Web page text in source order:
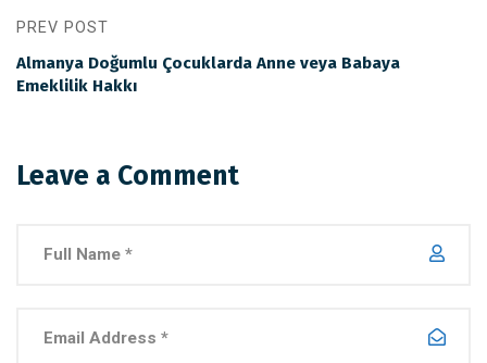
PREV POST
Almanya Doğumlu Çocuklarda Anne veya Babaya
Emeklilik Hakkı
Leave a Comment